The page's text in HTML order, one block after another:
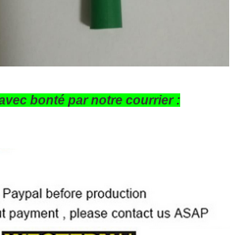
bonté par notre courrier :